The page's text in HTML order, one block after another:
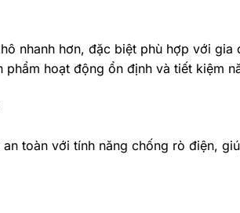
nhanh hơn, đặc biệt phù hợp với
phẩm hoạt động ổn định và tiết kiệm
toàn với tính năng chống rò điện,